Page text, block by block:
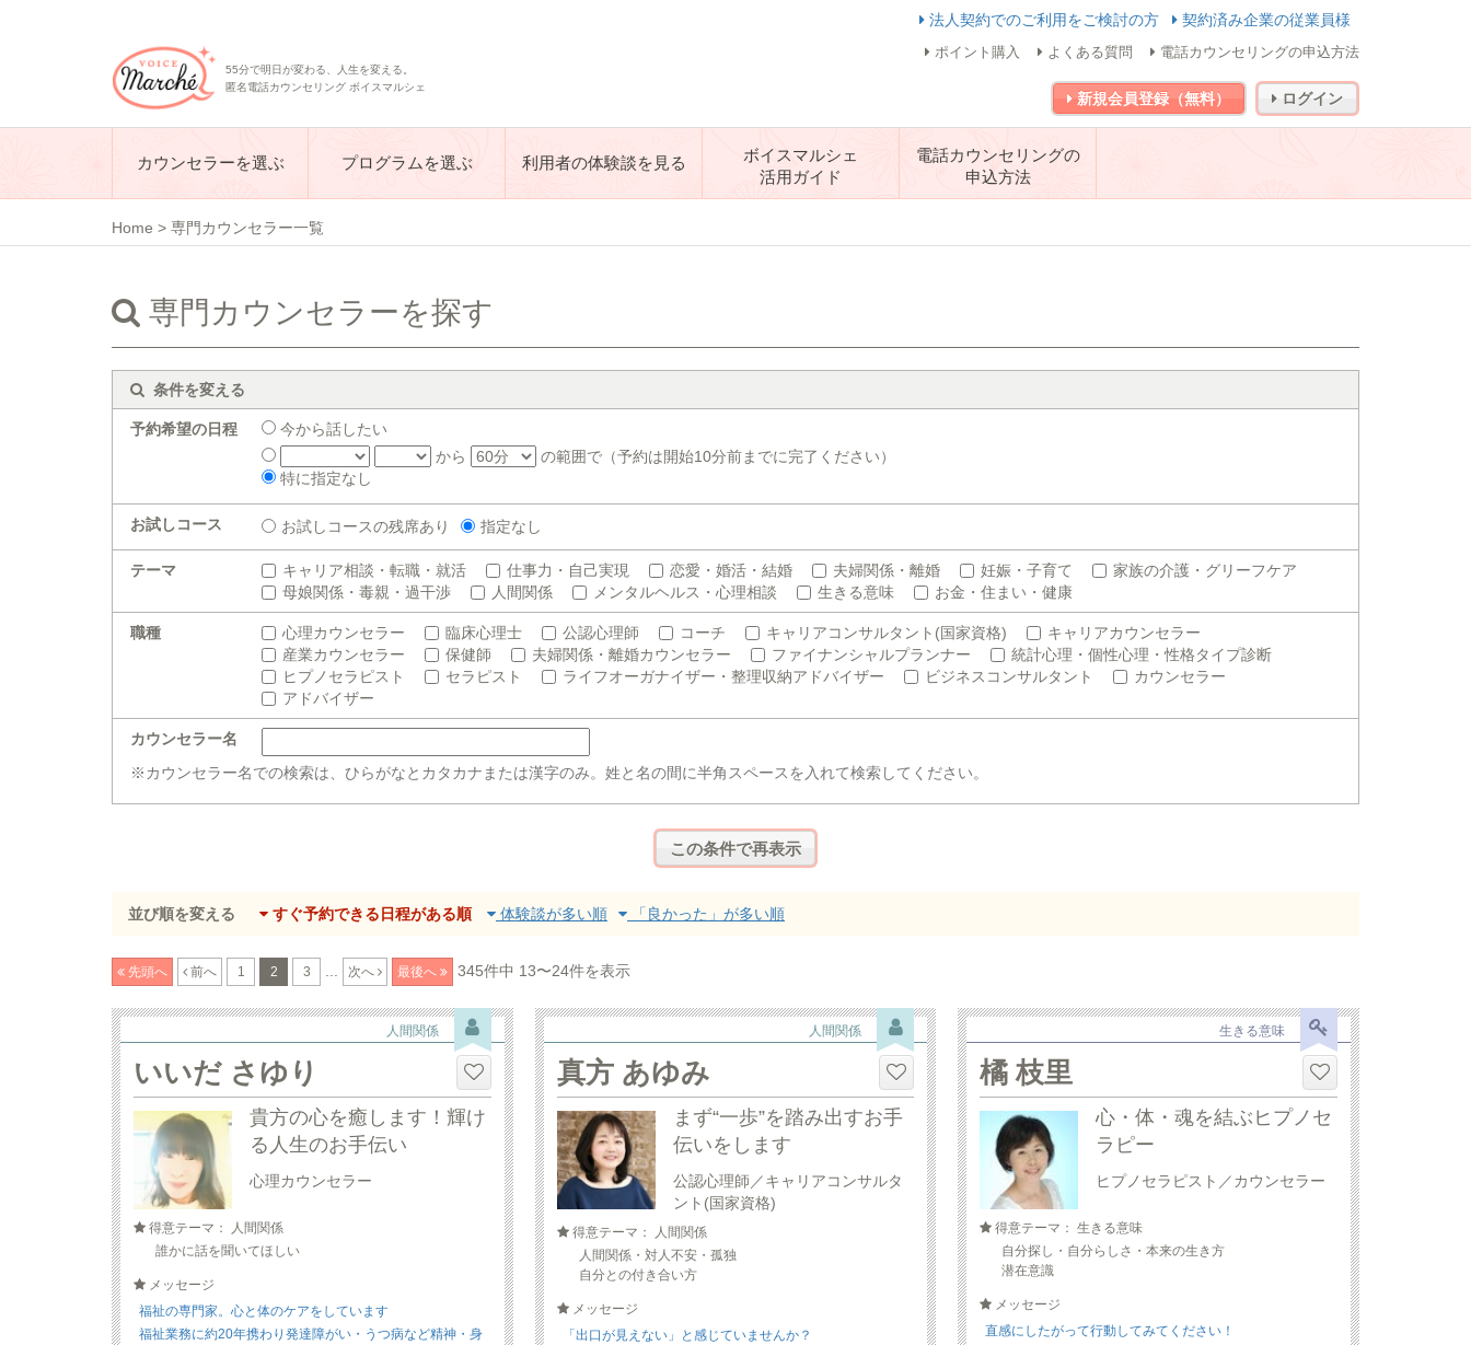
法人契約でのご利用をご検討の方 契約済み企業の従業員様
55分で明日が変わる、人生を変える。
匿名電話カウンセリング ボイスマルシェ
ポイント購入 よくある質問 電話カウンセリングの申込方法
新規会員登録（無料） ログイン
カウンセラーを選ぶ プログラムを選ぶ 利用者の体験談を見る
ボイスマルシェ
活用ガイド
電話カウンセリングの
申込方法
Home > 専門カウンセラー一覧
専門カウンセラーを探す
条件を変える
予約希望の日程
今から話したい
から
の範囲で（予約は開始10分前までに完了ください）
特に指定なし
お試しコース お試しコースの残席あり 指定なし
テーマ キャリア相談・転職・就活 仕事力・自己実現 恋愛・婚活・結婚 夫婦関係・離婚 妊娠・子育て
家族の介護・グリーフケア
母娘関係・毒親・過干渉
人間関係 メンタルヘルス・心理相談 生きる意味 お金・住まい・健康
職種 心理カウンセラー 臨床心理士 公認心理師 コーチ キャリアコンサルタント(国家資格)
キャリアカウンセラー
産業カウンセラー
保健師 夫婦関係・離婚カウンセラー ファイナンシャルプランナー
統計心理・個性心理・性格タイプ診断
ヒプノセラピスト
セラピスト ライフオーガナイザー・整理収納アドバイザー ビジネスコンサルタント
カウンセラー
アドバイザー
カウンセラー名
※カウンセラー名での検索は、ひらがなとカタカナまたは漢字のみ。姓と名の間に半角スペースを入れて検索してください。
並び順を変える すぐ予約できる日程がある順 体験談が多い順 「良かった」が多い順
先頭へ 前へ 1 2 3 次へ 最後へ 345件中 13〜24件を表示
人間関係
いいだ さゆり
貴方の心を癒します！輝け
る人生のお手伝い
心理カウンセラー
得意テーマ： 人間関係
誰かに話を聞いてほしい
メッセージ
福祉の専門家。心と体のケアをしています
福祉業務に約20年携わり発達障がい・うつ病など精神・身
人間関係
真方 あゆみ
まず“一歩”を踏み出すお手
伝いをします
公認心理師／キャリアコンサルタ
ント(国家資格)
得意テーマ： 人間関係
人間関係・対人不安・孤独
自分との付き合い方
メッセージ
「出口が見えない」と感じていませんか？
生きる意味
橘 枝里
心・体・魂を結ぶヒプノセ
ラピー
ヒプノセラピスト／カウンセラー
得意テーマ： 生きる意味
自分探し・自分らしさ・本来の生き方
潜在意識
メッセージ
直感にしたがって行動してみてください！